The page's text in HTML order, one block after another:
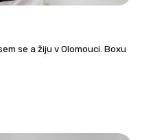
se a žiju v Olomouci. Boxu